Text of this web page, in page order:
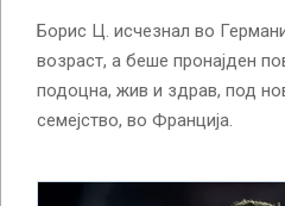
Борис Ц. исчезнал во
возраст, а беше пронајден
подоцна, жив и здрав, под
семејство, во Франција.